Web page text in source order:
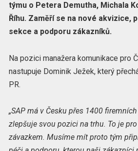
týmu o Petera Demutha, Michala
Říhu. Zaměří se na nové akvizice,
sekce a podporu zákazníků.
Na pozici manažera komunikace pro
nastupuje Dominik Ježek, který
PR.
„SAP má v Česku přes 1400
zlepšuje svou pozici na trhu. To je
závazkem. Musíme mít proto tým